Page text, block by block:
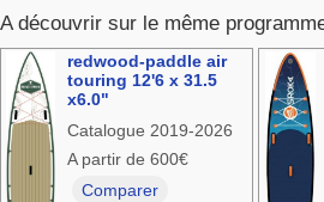
A découvrir sur le même
redwood-paddle air
touring 12'6 x 31.5
x6.0"
Catalogue 2019-2026
A partir de 600€
Comparer